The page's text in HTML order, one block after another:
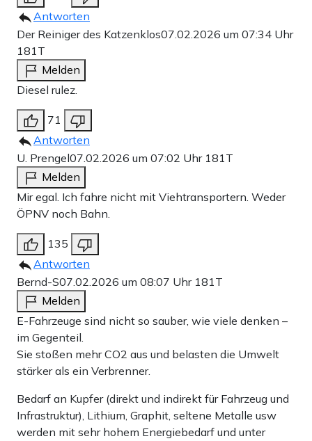
Antworten
Der Reiniger des Katzenklos07.02.2026 um 07:34 Uhr
181T
Melden
Diesel rulez.
71
Antworten
U. Prengel07.02.2026 um 07:02 Uhr 181T
Melden
Mir egal. Ich fahre nicht mit Viehtransportern. Weder
ÖPNV noch Bahn.
135
Antworten
Bernd-S07.02.2026 um 08:07 Uhr 181T
Melden
E-Fahrzeuge sind nicht so sauber, wie viele denken –
im Gegenteil.
Sie stoßen mehr CO2 aus und belasten die Umwelt
stärker als ein Verbrenner.
Bedarf an Kupfer (direkt und indirekt für Fahrzeug und
Infrastruktur), Lithium, Graphit, seltene Metalle usw
werden mit sehr hohem Energiebedarf und unter